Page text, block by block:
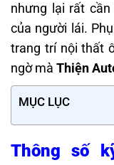
nhưng lại rất
của người lái.
trang trí nội thất
ngờ mà Thiện
MỤC LỤC
Thông số